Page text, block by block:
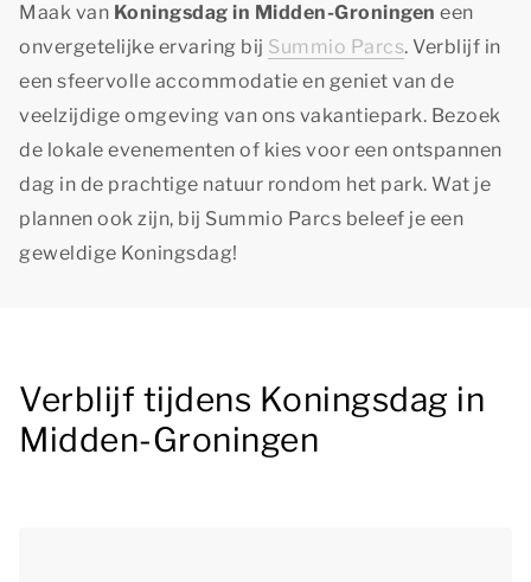
Maak van Koningsdag in Midden-Groningen een
onvergetelijke ervaring bij Summio Parcs. Verblijf in
een sfeervolle accommodatie en geniet van de
veelzijdige omgeving van ons vakantiepark. Bezoek
de lokale evenementen of kies voor een ontspannen
dag in de prachtige natuur rondom het park. Wat je
plannen ook zijn, bij Summio Parcs beleef je een
geweldige Koningsdag!
Verblijf tijdens Koningsdag in
Midden-Groningen